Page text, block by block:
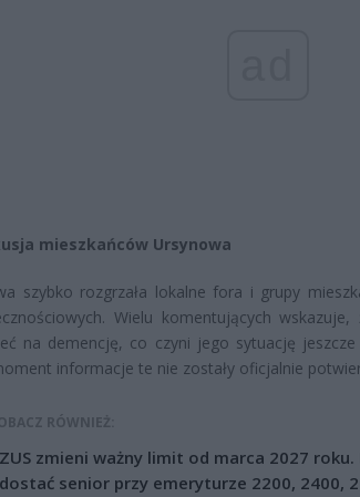
mieszkańców Ursynowa
szybko rozgrzała lokalne fora i grupy
Wielu komentujących
na demencję, co czyni jego sytuację jeszcze
informacje te nie zostały oficjalnie
RÓWNIEŻ:
ZUS zmieni ważny limit od marca 2027
dostać senior przy emeryturze 2200, 2400,